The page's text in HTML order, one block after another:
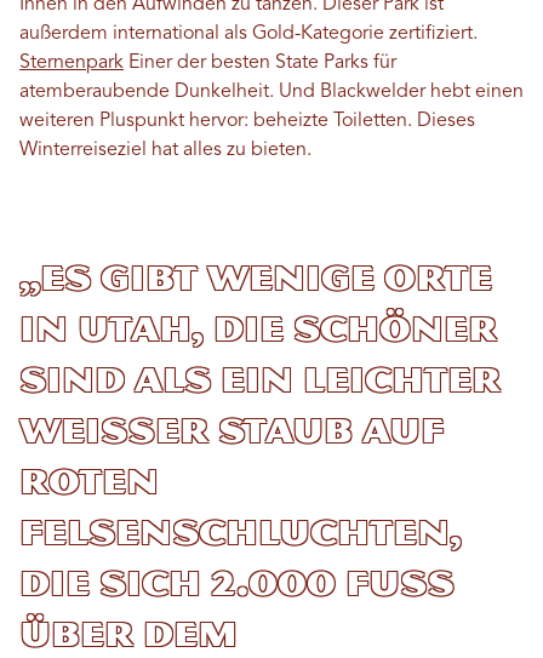
Ihnen in den Aufwinden zu tanzen. Dieser Park ist
außerdem international als Gold-Kategorie zertifiziert.
Sternenpark Einer der besten State Parks für
atemberaubende Dunkelheit. Und Blackwelder hebt einen
weiteren Pluspunkt hervor: beheizte Toiletten. Dieses
Winterreiseziel hat alles zu bieten.
„Es gibt wenige Orte
in Utah, die schöner
sind als ein leichter
weißer Staub auf
roten
Felsenschluchten,
die sich 2.000 Fuß
über dem